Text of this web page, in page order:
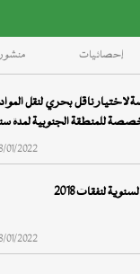
إحصائيات
لاختيار ناقل بحري لنقل المواد
للمنطقة الجنوبية لمدة
01/2022
لنفقات ٢٠١٨
01/2022